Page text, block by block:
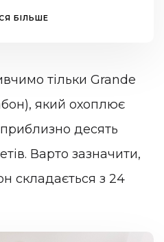
БІЛЬШЕ
тільки Grande
який охоплює
десять
Варто зазначити,
складається з 24